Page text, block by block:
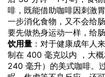
啡，既能借助咖啡因刺激
一步消化食物，又不会给
要先做热身运动一样，给
饮用量 ：对于健康成年人
制在 400 毫克以内 ，大
240 毫升）的美式咖啡。